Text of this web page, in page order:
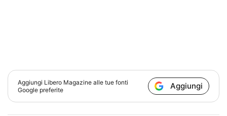
Aggiungi Libero Magazine alle tue fonti
Google preferite
Aggiungi